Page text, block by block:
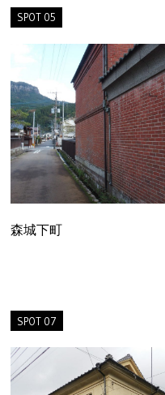
SPOT 05
森城下町
SPOT 07